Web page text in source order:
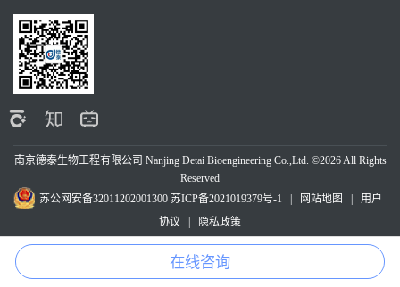
南京德泰生物工程有限公司 Nanjing Detai Bioengineering Co.,Ltd. ©2026 All Rights
Reserved
苏公网安备32011202001300 苏ICP备2021019379号-1 | 网站地图 | 用户
协议 | 隐私政策
在线咨询